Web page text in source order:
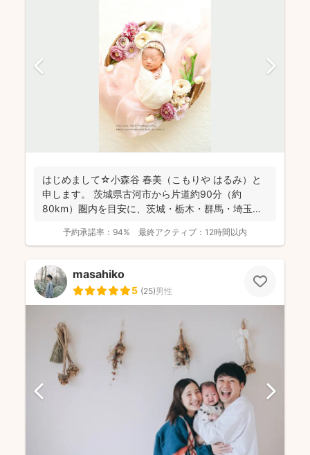
はじめまして☆小森谷 春美（こもりや はるみ）と
申します。 茨城県古河市から片道約90分（約
80km）圏内を目安に、茨城・栃木・群馬・埼玉
予約承諾率： 94% 最終アクティブ： 12時間以内
masahiko
5 (25)男性